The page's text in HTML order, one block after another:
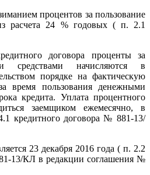
процентов за пользование
расчета 24 % годовых ( п. 2.1
договора проценты за
средствами начисляются в
порядке на фактическую
время пользования денежными
кредита. Уплата процентного
заемщиком ежемесячно, в
кредитного договора № 881-13/
23 декабря 2016 года ( п. 2.2
13/КЛ в редакции соглашения №